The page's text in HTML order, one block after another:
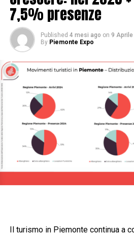
7,5% presenze
Published 4 mesi ago on 9 Aprile
By Piemonte Expo
Il turismo in Piemonte continua a